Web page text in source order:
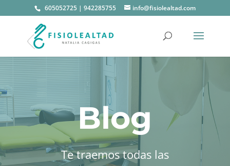
605052725| 942285755 info@fisiolealtad.com
Blog
Te traemos todas las